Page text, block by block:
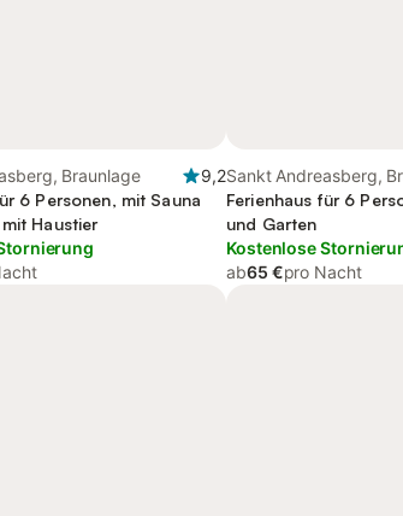
Braunlage
9,2
6 Personen, mit Sauna
Haustier
Sankt Andreasberg,
Ferienhaus für 6
und Garten
Kostenlose
ab65 €pro Nacht